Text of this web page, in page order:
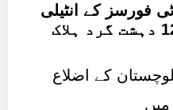
فورسز کے انٹیلی
کے اضلاع